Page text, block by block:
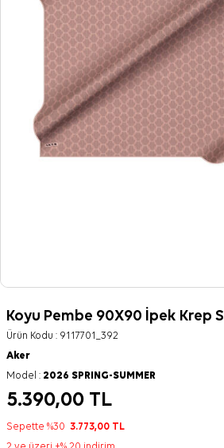
Koyu Pembe 90X90 İpek Krep
Ürün Kodu : 9117701_392
Aker
Model : 2026 SPRING-SUMMER
5.390,00 TL
Sepette %30 3.773,00 TL